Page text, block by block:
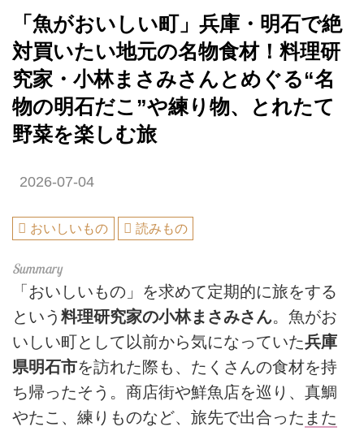
「魚がおいしい町」兵庫・明石で絶
対買いたい地元の名物食材！料理研
究家・小林まさみさんとめぐる“名
物の明石だこ”や練り物、とれたて
野菜を楽しむ旅
2026-07-04
おいしいもの 読みもの
「おいしいもの」を求めて定期的に旅をする
という 料理研究家の小林まさみさん。魚がお
いしい町として以前から気になっていた兵庫
県明石市を訪れた際も、たくさんの食材を持
ち帰ったそう。商店街や鮮魚店を巡り、真鯛
やたこ、練りものなど、旅先で出合った また